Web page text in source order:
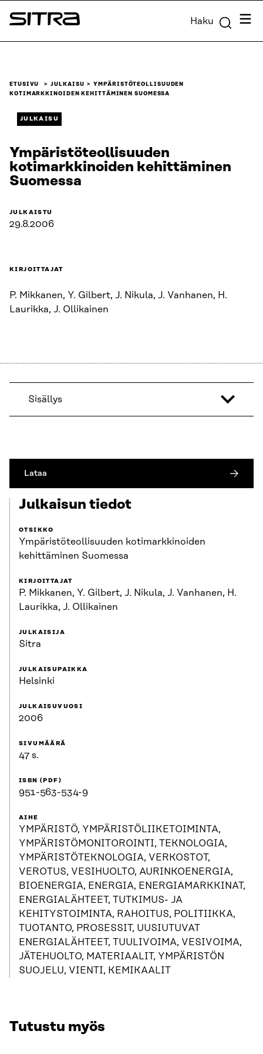
Siirry
suoraan
Sitra Haku
ETUSIVU JULKAISU
YMPÄRISTÖTEOLLISUUDEN
KOTIMARKKINOIDEN KEHITTÄMINEN SUOMESSA
JULKAISU
Ympäristöteollisuuden
kotimarkkinoiden kehittäminen
Suomessa
JULKAISTU
29.8.2006
KIRJOITTAJAT
P. Mikkanen, Y. Gilbert, J. Nikula, J. Vanhanen, H.
Laurikka, J. Ollikainen
Sisällys
Lataa
Julkaisun tiedot
OTSIKKO
Ympäristöteollisuuden kotimarkkinoiden
kehittäminen Suomessa
KIRJOITTAJAT
P. Mikkanen, Y. Gilbert, J. Nikula, J. Vanhanen, H.
Laurikka, J. Ollikainen
JULKAISIJA
Sitra
JULKAISUPAIKKA
Helsinki
JULKAISUVUOSI
2006
SIVUMÄÄRÄ
47 s.
ISBN (PDF)
951-563-534-9
AIHE
YMPÄRISTÖ, YMPÄRISTÖLIIKETOIMINTA,
YMPÄRISTÖMONITOROINTI, TEKNOLOGIA,
YMPÄRISTÖTEKNOLOGIA, VERKOSTOT,
VEROTUS, VESIHUOLTO, AURINKOENERGIA,
BIOENERGIA, ENERGIA, ENERGIAMARKKINAT,
ENERGIALÄHTEET, TUTKIMUS- JA
KEHITYSTOIMINTA, RAHOITUS, POLITIIKKA,
TUOTANTO, PROSESSIT, UUSIUTUVAT
ENERGIALÄHTEET, TUULIVOIMA, VESIVOIMA,
JÄTEHUOLTO, MATERIAALIT, YMPÄRISTÖN
SUOJELU, VIENTI, KEMIKAALIT
Tutustu myös